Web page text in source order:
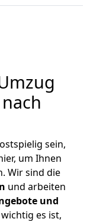
sein,
um Ihnen
Wir sind die
und arbeiten
und
es ist,